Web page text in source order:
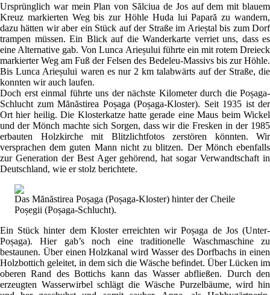
Ursprünglich war mein Plan von Sălciua de Jos auf dem mit blauem
Kreuz markierten Weg bis zur Höhle Huda lui Papară zu wandern,
dazu hätten wir aber ein Stück auf der Straße im Arieștal bis zum Dorf
trampen müssen. Ein Blick auf die Wanderkarte verriet uns, dass es
eine Alternative gab. Von Lunca Arieșului führte ein mit rotem Dreieck
markierter Weg am Fuß der Felsen des Bedeleu-Massivs bis zur Höhle.
Bis Lunca Arieșului waren es nur 2 km talabwärts auf der Straße, die
konnten wir auch laufen.
Doch erst einmal führte uns der nächste Kilometer durch die Poșaga-
Schlucht zum Mănăstirea Poșaga (Poșaga-Kloster). Seit 1935 ist der
Ort hier heilig. Die Klosterkatze hatte gerade eine Maus beim Wickel
und der Mönch machte sich Sorgen, dass wir die Fresken in der 1985
erbauten Holzkirche mit Blitzlichtfotos zerstören könnten. Wir
versprachen dem guten Mann nicht zu blitzen. Der Mönch ebenfalls
zur Generation der Best Ager gehörend, hat sogar Verwandtschaft in
Deutschland, wie er stolz berichtete.
Das Mănăstirea Poșaga (Poșaga-Kloster) hinter der Cheile
Poșegii (Poșaga-Schlucht).
Ein Stück hinter dem Kloster erreichten wir Poșaga de Jos (Unter-
Poșaga). Hier gab’s noch eine traditionelle Waschmaschine zu
bestaunen. Über einen Holzkanal wird Wasser des Dorfbachs in einen
Holzbottich geleitet, in dem sich die Wäsche befindet. Über Lücken im
oberen Rand des Bottichs kann das Wasser abfließen. Durch den
erzeugten Wasserwirbel schlägt die Wäsche Purzelbäume, wird hin